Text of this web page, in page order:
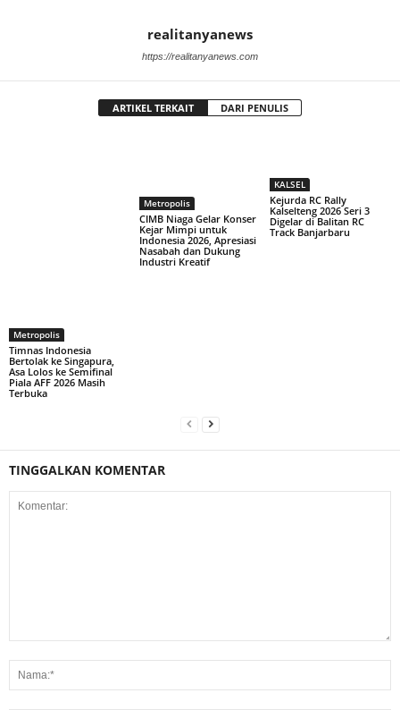
realitanyanews
https://realitanyanews.com
ARTIKEL TERKAIT DARI PENULIS
Metropolis
Timnas Indonesia
Bertolak ke Singapura,
Asa Lolos ke Semifinal
Piala AFF 2026 Masih
Terbuka
Metropolis
CIMB Niaga Gelar Konser
Kejar Mimpi untuk
Indonesia 2026, Apresiasi
Nasabah dan Dukung
Industri Kreatif
KALSEL
Kejurda RC Rally
Kalselteng 2026 Seri 3
Digelar di Balitan RC
Track Banjarbaru
TINGGALKAN KOMENTAR